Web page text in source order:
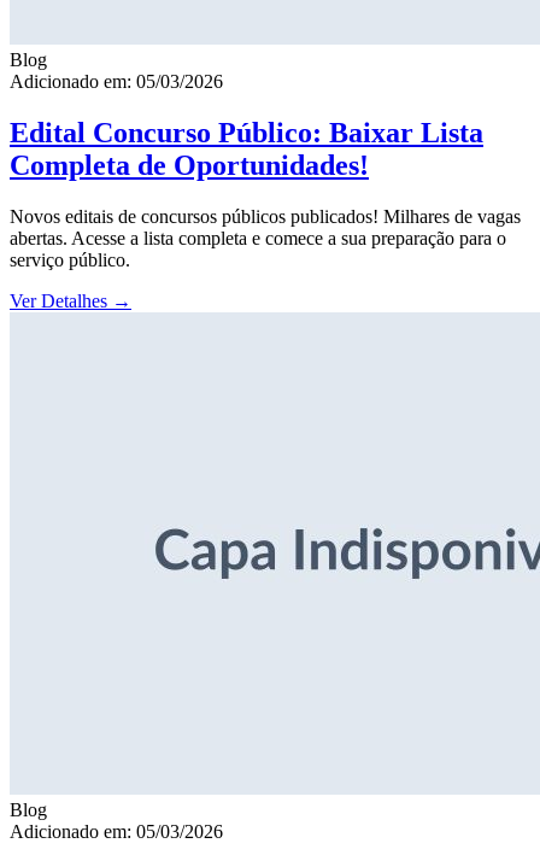
Blog
Adicionado em: 05/03/2026
Edital Concurso Público: Baixar Lista
Completa de Oportunidades!
Novos editais de concursos públicos publicados! Milhares de vagas
abertas. Acesse a lista completa e comece a sua preparação para o
serviço público.
Ver Detalhes →
Blog
Adicionado em: 05/03/2026